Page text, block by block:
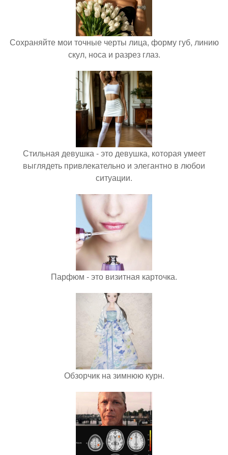
Сохраняйте мои точные черты лица, форму губ, линию
скул, носа и разрез глаз.
Стильная девушка - это девушка, которая умеет
выглядеть привлекательно и элегантно в любои
ситуации.
Парфюм - это визитная карточка.
Обзорчик на зимнюю курн.